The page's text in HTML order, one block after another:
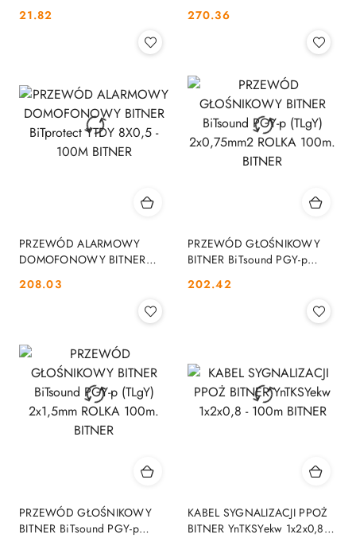
Cena:
21.82 Cena:
270.36
PRZEWÓD ALARMOWY
DOMOFONOWY BITNER
BITNER
Cena:
208.03
PRZEWÓD GŁOŚNIKOWY
BITNER BiTsound PGY-p
100m. BITNER
Cena:
202.42
PRZEWÓD GŁOŚNIKOWY
BITNER BiTsound PGY-p
KABEL SYGNALIZACJI PPOŻ
BITNER YnTKSYekw 1x2x0,8 -